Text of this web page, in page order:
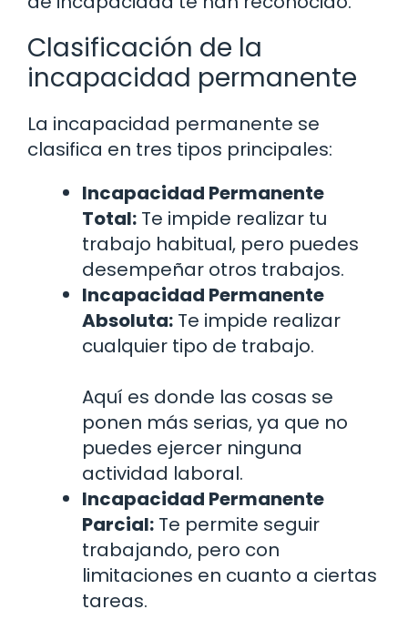
Clasificación de la
incapacidad permanente
La incapacidad permanente se
clasifica en tres tipos principales:
Incapacidad Permanente
Total: Te impide realizar tu
trabajo habitual, pero puedes
desempeñar otros trabajos.
Incapacidad Permanente
Absoluta: Te impide realizar
cualquier tipo de trabajo.
Aquí es donde las cosas se
ponen más serias, ya que no
puedes ejercer ninguna
actividad laboral.
Incapacidad Permanente
Parcial: Te permite seguir
trabajando, pero con
limitaciones en cuanto a ciertas
tareas.